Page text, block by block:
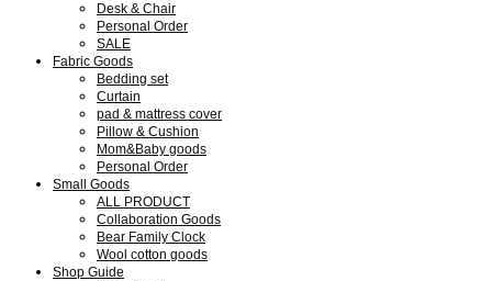
Desk & Chair
Personal Order
SALE
Fabric Goods
Bedding set
Curtain
pad & mattress cover
Pillow & Cushion
Mom&Baby goods
Personal Order
Small Goods
ALL PRODUCT
Collaboration Goods
Bear Family Clock
Wool cotton goods
Shop Guide